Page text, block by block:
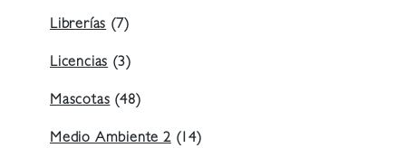
Librerías(7)
Licencias(3)
Mascotas(48)
Medio Ambiente 2(14)